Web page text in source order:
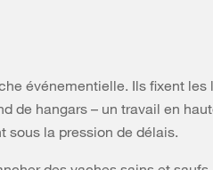
événementielle. Ils fixent les
de hangars – un travail en
sous la pression de délais.